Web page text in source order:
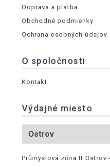
Doprava a platba
Obchodné podmienky
Ochrana osobných údajov
O spoločnosti
Kontakt
Výdajné miesto
Průmyslová zóna II Ostrov